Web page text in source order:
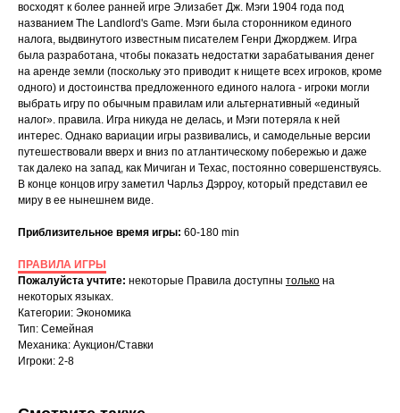
восходят к более ранней игре Элизабет Дж. Мэги 1904 года под
названием The Landlord's Game. Мэги была сторонником единого
налога, выдвинутого известным писателем Генри Джорджем. Игра
была разработана, чтобы показать недостатки зарабатывания денег
на аренде земли (поскольку это приводит к нищете всех игроков, кроме
одного) и достоинства предложенного единого налога - игроки могли
выбрать игру по обычным правилам или альтернативный «единый
налог». правила. Игра никуда не делась, и Мэги потеряла к ней
интерес. Однако вариации игры развивались, и самодельные версии
путешествовали вверх и вниз по атлантическому побережью и даже
так далеко на запад, как Мичиган и Техас, постоянно совершенствуясь.
В конце концов игру заметил Чарльз Дэрроу, который представил ее
миру в ее нынешнем виде.
Приблизительное время игры: 60-180 min
ПРАВИЛА ИГРЫ
Пожалуйста учтите: некоторые Правила доступны только на
некоторых языках.
Категории: Экономика
Тип: Семейная
Механика: Аукцион/Ставки
Игроки: 2-8